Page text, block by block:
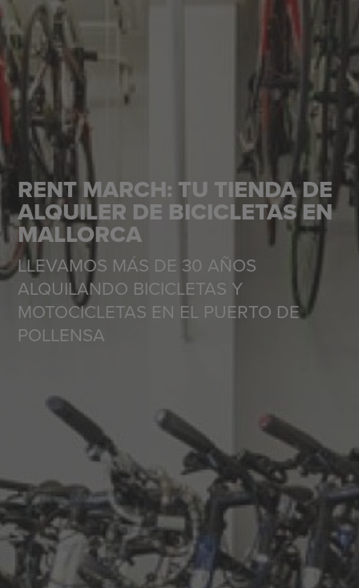
RENT MARCH: TU TIENDA DE
ALQUILER DE BICICLETAS EN
MALLORCA
LLEVAMOS MÁS DE 30 AÑOS
ALQUILANDO BICICLETAS Y
MOTOCICLETAS EN EL PUERTO DE
POLLENSA